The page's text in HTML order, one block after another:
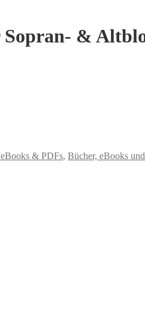
Sopran- &
& PDFs, Bücher, eBooks